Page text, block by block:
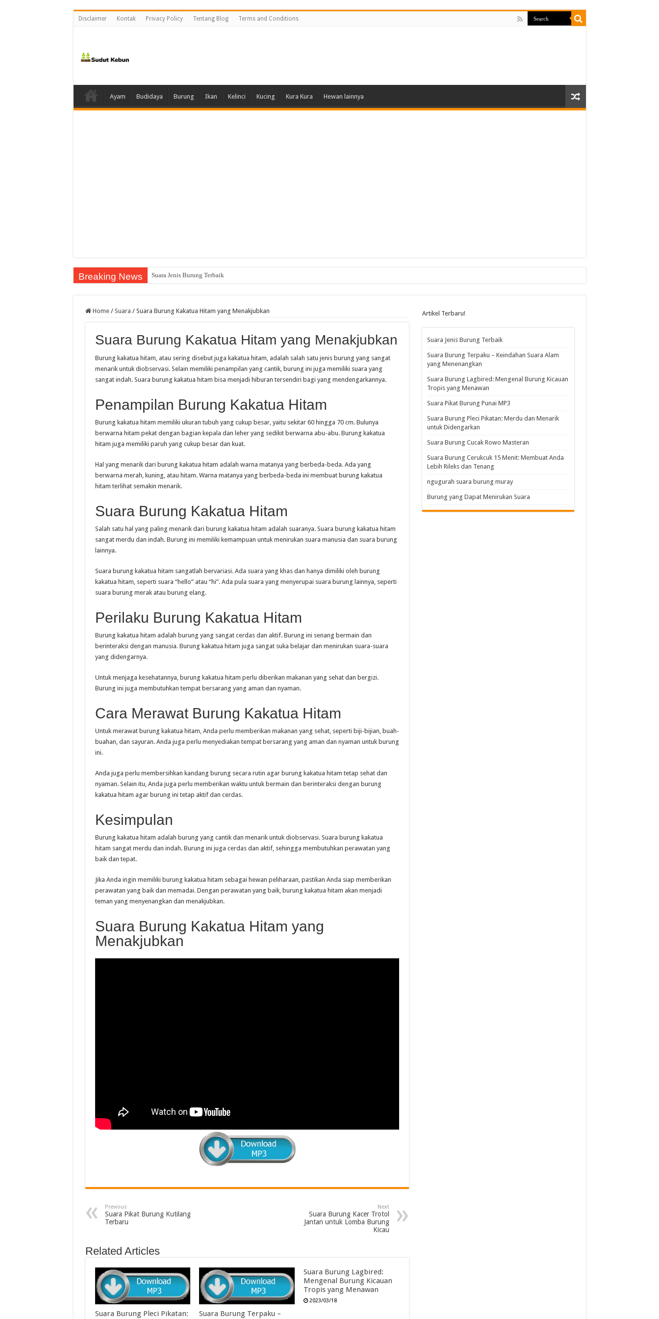
Disclaimer Kontak Privacy Policy Tentang Blog Terms and Conditions
Ayam Budidaya Burung Ikan Kelinci Kucing Kura Kura Hewan lainnya
Breaking News Suara Jenis Burung Terbaik
Home / Suara / Suara Burung Kakatua Hitam yang Menakjubkan
Suara Burung Kakatua Hitam yang Menakjubkan
Burung kakatua hitam, atau sering disebut juga kakatua hitam, adalah salah satu jenis burung yang sangat
menarik untuk diobservasi. Selain memiliki penampilan yang cantik, burung ini juga memiliki suara yang
sangat indah. Suara burung kakatua hitam bisa menjadi hiburan tersendiri bagi yang mendengarkannya.
Penampilan Burung Kakatua Hitam
Burung kakatua hitam memiliki ukuran tubuh yang cukup besar, yaitu sekitar 60 hingga 70 cm. Bulunya
berwarna hitam pekat dengan bagian kepala dan leher yang sedikit berwarna abu-abu. Burung kakatua
hitam juga memiliki paruh yang cukup besar dan kuat.
Hal yang menarik dari burung kakatua hitam adalah warna matanya yang berbeda-beda. Ada yang
berwarna merah, kuning, atau hitam. Warna matanya yang berbeda-beda ini membuat burung kakatua
hitam terlihat semakin menarik.
Suara Burung Kakatua Hitam
Salah satu hal yang paling menarik dari burung kakatua hitam adalah suaranya. Suara burung kakatua hitam
sangat merdu dan indah. Burung ini memiliki kemampuan untuk menirukan suara manusia dan suara burung
lainnya.
Suara burung kakatua hitam sangatlah bervariasi. Ada suara yang khas dan hanya dimiliki oleh burung
kakatua hitam, seperti suara “hello” atau “hi”. Ada pula suara yang menyerupai suara burung lainnya, seperti
suara burung merak atau burung elang.
Perilaku Burung Kakatua Hitam
Burung kakatua hitam adalah burung yang sangat cerdas dan aktif. Burung ini senang bermain dan
berinteraksi dengan manusia. Burung kakatua hitam juga sangat suka belajar dan menirukan suara-suara
yang didengarnya.
Untuk menjaga kesehatannya, burung kakatua hitam perlu diberikan makanan yang sehat dan bergizi.
Burung ini juga membutuhkan tempat bersarang yang aman dan nyaman.
Cara Merawat Burung Kakatua Hitam
Untuk merawat burung kakatua hitam, Anda perlu memberikan makanan yang sehat, seperti biji-bijian, buah-
buahan, dan sayuran. Anda juga perlu menyediakan tempat bersarang yang aman dan nyaman untuk burung
ini.
Anda juga perlu membersihkan kandang burung secara rutin agar burung kakatua hitam tetap sehat dan
nyaman. Selain itu, Anda juga perlu memberikan waktu untuk bermain dan berinteraksi dengan burung
kakatua hitam agar burung ini tetap aktif dan cerdas.
Kesimpulan
Burung kakatua hitam adalah burung yang cantik dan menarik untuk diobservasi. Suara burung kakatua
hitam sangat merdu dan indah. Burung ini juga cerdas dan aktif, sehingga membutuhkan perawatan yang
baik dan tepat.
Jika Anda ingin memiliki burung kakatua hitam sebagai hewan peliharaan, pastikan Anda siap memberikan
perawatan yang baik dan memadai. Dengan perawatan yang baik, burung kakatua hitam akan menjadi
teman yang menyenangkan dan menakjubkan.
Suara Burung Kakatua Hitam yang
Menakjubkan
Previous
Suara Pikat Burung Kutilang
Terbaru
Next
Suara Burung Kacer Trotol
Jantan untuk Lomba Burung
Kicau
Related Articles
Suara Burung Pleci Pikatan:
Suara Burung Terpaku –
Suara Burung Lagbired:
Mengenal Burung Kicauan
Tropis yang Menawan
2023/03/18
Artikel Terbaru!
Suara Jenis Burung Terbaik
Suara Burung Terpaku – Keindahan Suara Alam
yang Menenangkan
Suara Burung Lagbired: Mengenal Burung Kicauan
Tropis yang Menawan
Suara Pikat Burung Punai MP3
Suara Burung Pleci Pikatan: Merdu dan Menarik
untuk Didengarkan
Suara Burung Cucak Rowo Masteran
Suara Burung Cerukcuk 15 Menit: Membuat Anda
Lebih Rileks dan Tenang
ngugurah suara burung muray
Burung yang Dapat Menirukan Suara